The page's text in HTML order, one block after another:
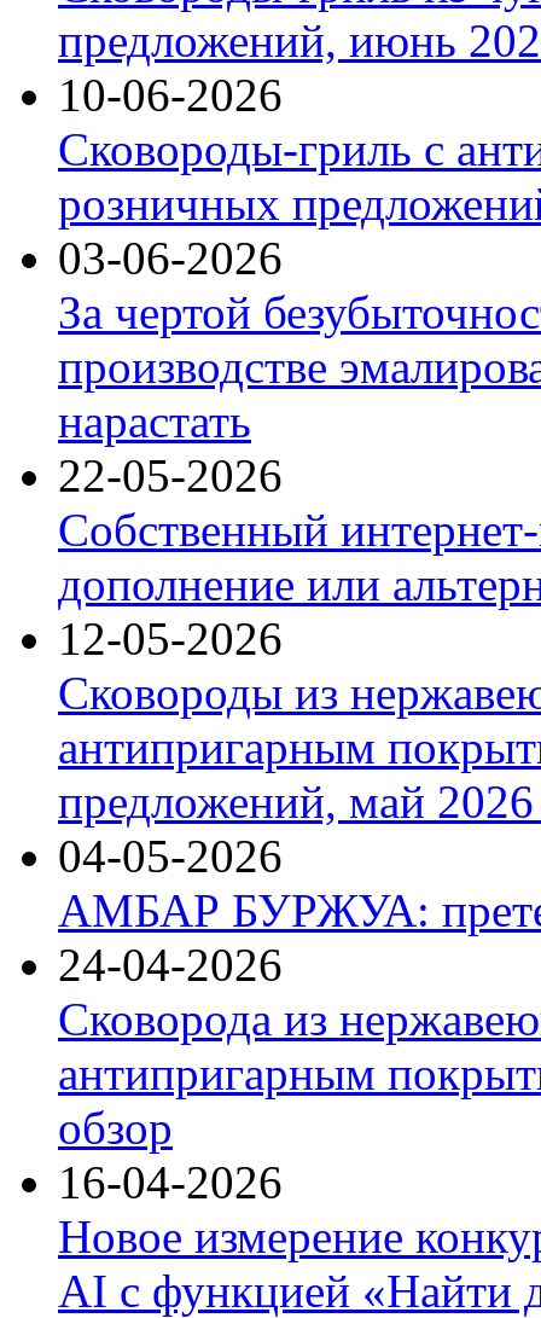
предложений, июнь
10-06-2026
Сковороды-гриль с
розничных
03-06-2026
За чертой
производстве
нарастать
22-05-2026
Собственный
дополнение или
12-05-2026
Сковороды из
антипригарным
предложений, май 2026
04-05-2026
АМБАР БУРЖУА:
24-04-2026
Сковорода из
антипригарным
обзор
16-04-2026
Новое измерение
AI с функцией «Найти